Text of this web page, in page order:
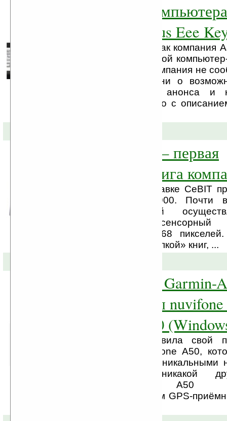
Промовидео
клавиатуры Asus Eee
Вот уже год прошёл, как компания
CeBIT представила свой
Keyboard. Пока что компания не
выхода устройства, ни о
преддверии скорого анонса и
выпустила промовидео с
ASUS DR-900 — первая
электронная книга
Вчера ASUS на выставке CeBIT
первый e-book DR-900. Почти
электронной книгой
девятидюймовый
разрешением 1024x768
является сугубо «читалкой» книг, ...
Анонсированы Garmin-
коммуникаторы
(Android) и M10
Garmin-Asus представила свой
коммуникатор – nuvifone A50,
компании, обладает уникальными
функциями, как никакой
коммуникатор. A50
высокочувствительным GPS-